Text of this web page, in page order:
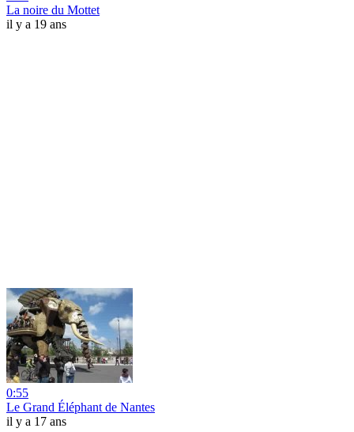
La noire du Mottet
il y a 19 ans
0:55
Le Grand Éléphant de Nantes
il y a 17 ans